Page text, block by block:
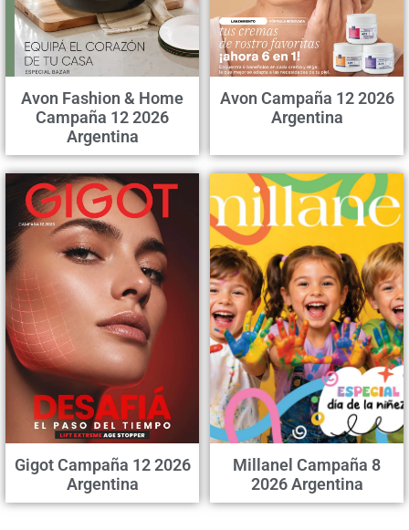
Avon Fashion & Home
Campaña 12 2026
Argentina
Avon Campaña 12 2026
Argentina
Gigot Campaña 12 2026
Argentina
Millanel Campaña 8
2026 Argentina